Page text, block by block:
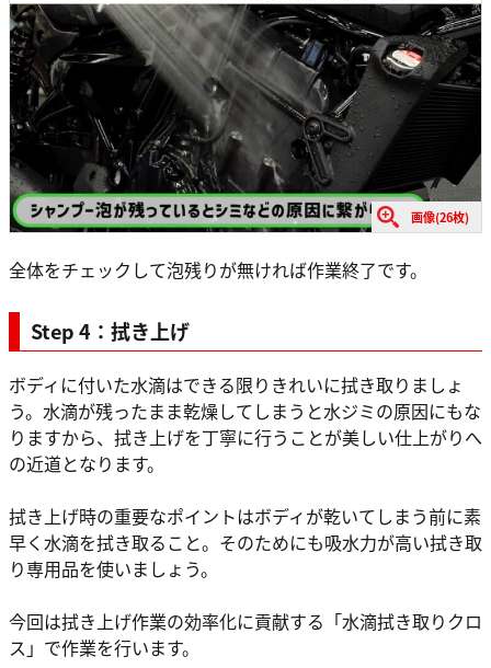
画像(26枚)
全体をチェックして泡残りが無ければ作業終了です。
Step 4：拭き上げ
ボディに付いた水滴はできる限りきれいに拭き取りましょ
う。水滴が残ったまま乾燥してしまうと水ジミの原因にもな
りますから、拭き上げを丁寧に行うことが美しい仕上がりへ
の近道となります。
拭き上げ時の重要なポイントはボディが乾いてしまう前に素
早く水滴を拭き取ること。そのためにも吸水力が高い拭き取
り専用品を使いましょう。
今回は拭き上げ作業の効率化に貢献する「水滴拭き取りクロ
ス」で作業を行います。